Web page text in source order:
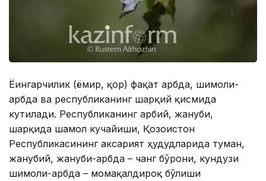
Ёғингарчилик (ёмғир, қор) фақат ғарбда, шимоли-
ғарбда ва республиканинг шарқий қисмида
кутилади. Республиканинг ғарбий, жануби,
шарқида шамол кучайиши, Қозоғистон
Республикасининг аксарият ҳудудларида туман,
жанубий, жануби-ғарбда – чанг бўрони, кундузи
шимоли-ғарбда – момақалдироқ бўлиши